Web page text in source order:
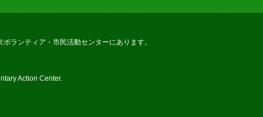
ランティア・市民活動センターにあります。
Action Center.